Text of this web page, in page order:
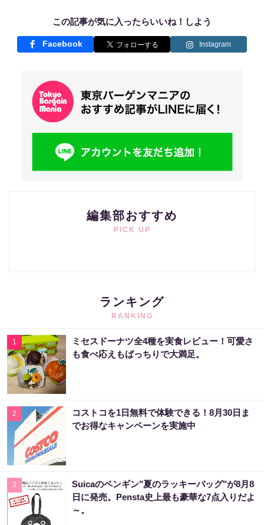
この記事が気に入ったらいいね！しよう
Facebook Instagram
編集部おすすめ
PICK UP
ランキング
RANKING
1
ミセスドーナツ全4種を実食レビュー！可愛さ
も食べ応えもばっちりで大満足。
2
コストコを1日無料で体験できる！8月30日ま
でお得なキャンペーンを実施中
3
Suicaのペンギン"夏のラッキーバッグ"が8月8
日に発売。Pensta史上最も豪華な7点入りだよ
～。